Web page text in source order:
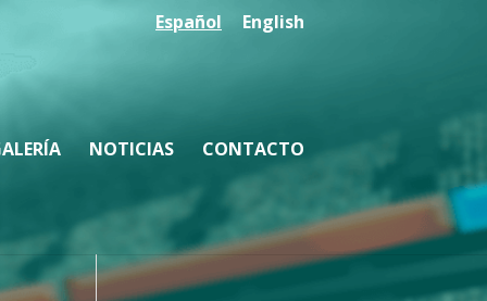
Español English
NOTICIAS CONTACTO